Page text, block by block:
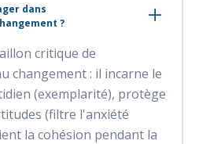
dans
?
critique de
changement : il incarne le
(exemplarité), protège
(filtre l'anxiété
la cohésion pendant la